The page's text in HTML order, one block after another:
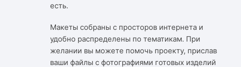
есть.
Макеты собраны с просторов интернета и
удобно распределены по тематикам. При
желании вы можете помочь проекту, прислав
ваши файлы с фотографиями готовых изделий